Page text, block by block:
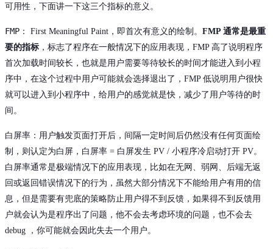
可用性 ，下面讲一下这三个指标的意义。
FMP ： First Meaningful Paint，即首次有意义的绘制。 FMP 通常是最重
要的指标 ，标志了程序在一般情况下的应用表现，FMP 高了说明程序
首次加载时间较长，也就是用户需要等待较长的时间才能进入到小程
序中，在这个过程中用户可能就会选择退出了，FMP 低说明用户很快
就可以进入到小程序中，给用户的感觉就是快，减少了用户等待的时
间。
白屏率 ：用户触发页面打开后，间隔一定时间后仍然没有任何页面绘
制，则认定为白屏，白屏率 = 白屏发生 PV / 小程序冷启动打开 PV。
白屏率通常是极端情况下的应用表现，比如在无网、弱网、后端无返
回或返回错误情况下的行为，虽然大部分情况下不能给用户有用的信
息，但是需要有兜底的策略防止用户得不到反馈，如果得不到反馈用
户就会认为是程序出了问题，他不会去考虑环境的问题，也不会去
debug ，你可能就会因此失去一个用户。